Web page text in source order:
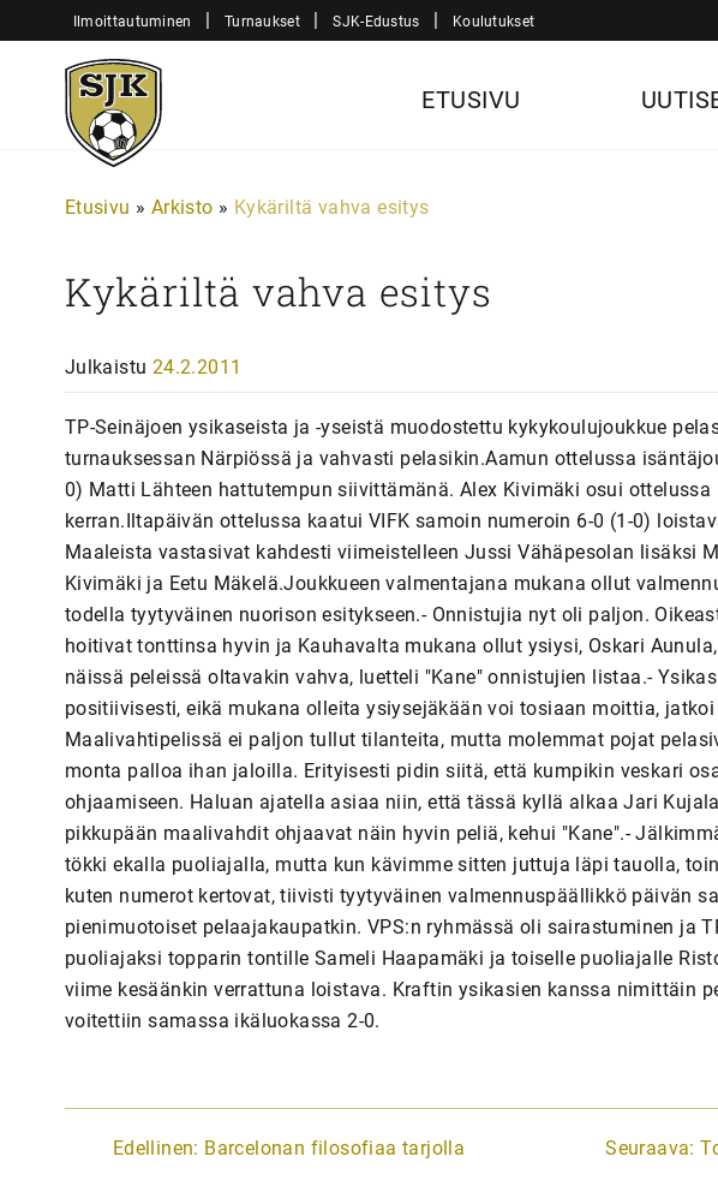
sisältöön
Ilmoittautuminen | Turnaukset | SJK-Edustus | Koulutukset
Sjk-
Juniorit
ETUSIVU
Etusivu » Arkisto » Kykäriltä vahva esitys
Kykäriltä vahva esitys
Julkaistu 24.2.2011
TP-Seinäjoen ysikaseista ja -yseistä muodostettu kykykoulujoukkue
turnauksessan Närpiössä ja vahvasti pelasikin.Aamun ottelussa
0) Matti Lähteen hattutempun siivittämänä. Alex Kivimäki osui
kerran.Iltapäivän ottelussa kaatui VIFK samoin numeroin 6-0 (1-0)
Maaleista vastasivat kahdesti viimeistelleen Jussi Vähäpesolan lisäksi
Kivimäki ja Eetu Mäkelä.Joukkueen valmentajana mukana ollut
todella tyytyväinen nuorison esitykseen.- Onnistujia nyt oli paljon.
hoitivat tonttinsa hyvin ja Kauhavalta mukana ollut ysiysi, Oskari
näissä peleissä oltavakin vahva, luetteli "Kane" onnistujien listaa.-
positiivisesti, eikä mukana olleita ysiysejäkään voi tosiaan moittia,
Maalivahtipelissä ei paljon tullut tilanteita, mutta molemmat pojat
monta palloa ihan jaloilla. Erityisesti pidin siitä, että kumpikin veskari
ohjaamiseen. Haluan ajatella asiaa niin, että tässä kyllä alkaa Jari
pikkupään maalivahdit ohjaavat näin hyvin peliä, kehui "Kane".-
tökki ekalla puoliajalla, mutta kun kävimme sitten juttuja läpi tauolla,
kuten numerot kertovat, tiivisti tyytyväinen valmennuspäällikkö päivän
pienimuotoiset pelaajakaupatkin. VPS:n ryhmässä oli sairastuminen ja
puoliajaksi topparin tontille Sameli Haapamäki ja toiselle puoliajalle
viime kesäänkin verrattuna loistava. Kraftin ysikasien kanssa nimittäin
voitettiin samassa ikäluokassa 2-0.
A
Edellinen: Barcelonan filosofiaa tarjolla Seuraava: